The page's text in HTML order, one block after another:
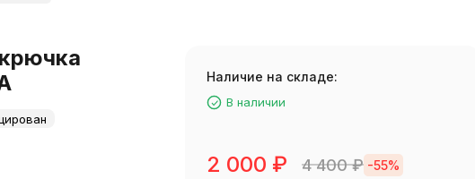
Наличие на складе:
В наличии
2 000 ₽ 4 400₽ -55%